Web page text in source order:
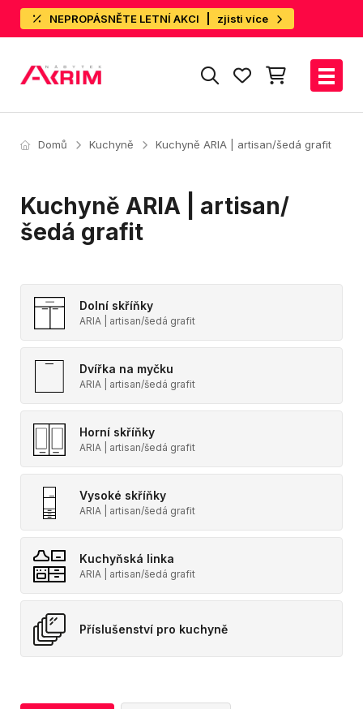
NEPROPÁSNĚTE LETNÍ AKCI zjisti více
Domů Kuchyně Kuchyně ARIA | artisan/šedá grafit
Kuchyně ARIA | artisan/
šedá grafit
Dolní skříňky
ARIA | artisan/šedá grafit
Dvířka na myčku
ARIA | artisan/šedá grafit
Horní skříňky
ARIA | artisan/šedá grafit
Vysoké skříňky
ARIA | artisan/šedá grafit
Kuchyňská linka
ARIA | artisan/šedá grafit
Příslušenství pro kuchyně